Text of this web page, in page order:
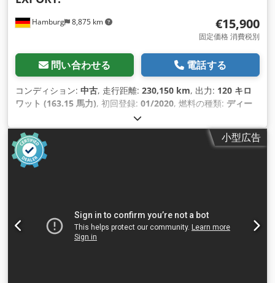
Hamburg 8,875 km €15,900
固定価格 消費税別
問い合わせる 電話する
コンディション: 中古, 走行距離: 230,150 km, 出力: 120 キロ
ワット (163.15 馬力), 初回登録: 01/2020, 燃料の種類: ディー
3,500 kg（キログラム）
イールベース:4,300 mm, 色:グレー, 運転席:その他, 変速方
式:機械式 鋼 , 荷室長:
4,300 mm
ロール, ナビゲーションシステム, 車載コンピュータ
小型広告